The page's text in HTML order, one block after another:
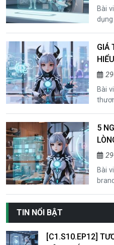
Bài
rõ
tổ
GIÁ
Bài
của
Hiểu
hiệu
5
Bài
gắn
TIN NỔI BẬT
[C1.S10.EP12]